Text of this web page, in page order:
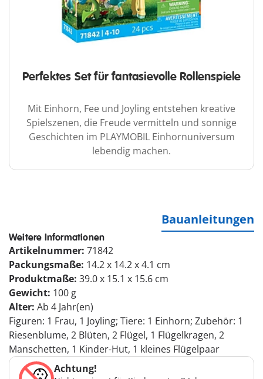
Perfektes Set für fantasievolle Rollenspiele
Mit Einhorn, Fee und Joyling entstehen kreative
Spielszenen, die Freude vermitteln und sonnige
Geschichten im PLAYMOBIL Einhornuniversum
lebendig machen.
Bauanleitungen
Weitere Informationen
Artikelnummer: 71842
Packungsmaße: 14.2 x 14.2 x 4.1 cm
Produktmaße: 39.0 x 15.1 x 15.6 cm
Gewicht: 100 g
Alter: Ab 4 Jahr(en)
Figuren: 1 Frau, 1 Joyling; Tiere: 1 Einhorn; Zubehör: 1
Riesenblume, 2 Blüten, 2 Flügel, 1 Flügelkragen, 2
Manschetten, 1 Kinder-Hut, 1 kleines Flügelpaar
Achtung!